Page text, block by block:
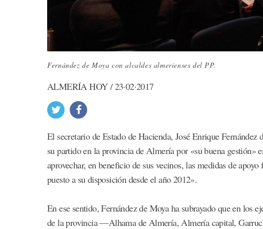
Fernández de Moya con alcaldes almerienses del PP.
ALMERÍA HOY / 23·02·2017
El secretario de Estado de Hacienda, José Enrique
su partido en la provincia de Almería por «su buena gestión»
aprovechar, en beneficio de sus vecinos, las medidas de
puesto a su disposición desde el año 2012».
En ese sentido, Fernández de Moya ha subrayado que en los
de la provincia —Alhama de Almería, Almería capital,